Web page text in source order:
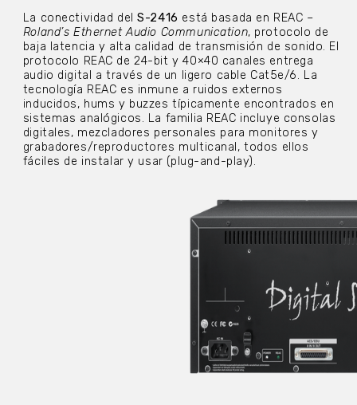
La conectividad delS-2416 está basada en REAC –
Roland’s Ethernet Audio Communication, protocolo de
baja latencia y alta calidad de transmisión de sonido. El
protocolo REAC de 24-bit y 40×40 canales entrega
audio digital a través de un ligero cable Cat5e/6. La
tecnología REAC es inmune a ruidos externos
inducidos, hums y buzzes típicamente encontrados en
sistemas analógicos. La familia REAC incluye consolas
digitales, mezcladores personales para monitores y
grabadores/reproductores multicanal, todos ellos
fáciles de instalar y usar (plug-and-play).